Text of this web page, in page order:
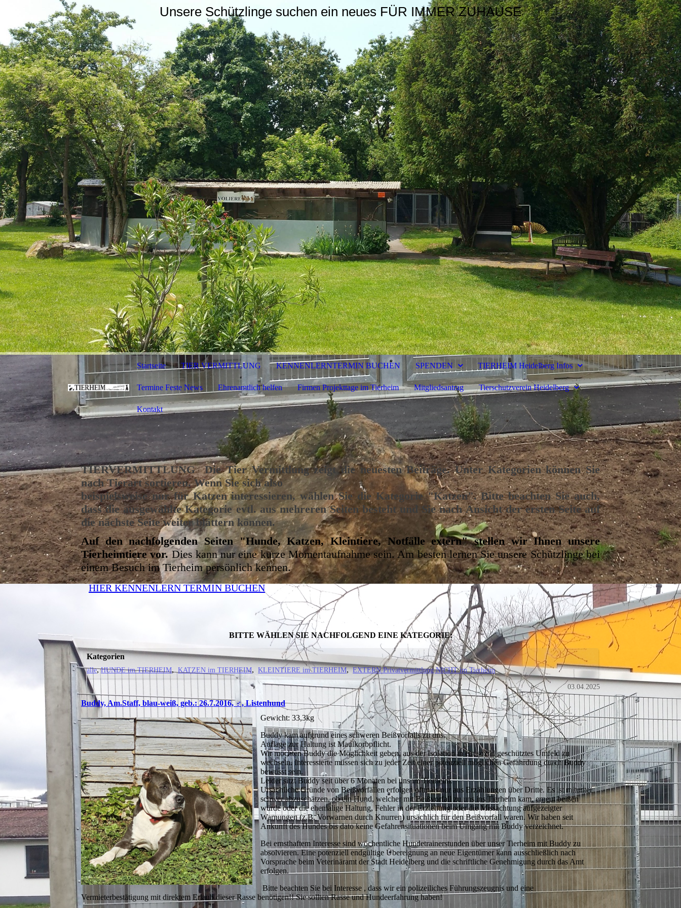
Unsere Schützlinge suchen ein neues FÜR IMMER ZUHAUSE
Startseite TIER VERMITTLUNG KENNENLERNTERMIN BUCHEN SPENDEN TIERHEIM Heidelberg Infos
Termine Feste News Ehrenamtlich helfen Firmen Projekttage im Tierheim Mitgliedsantrag Tierschutzverein Heidelberg
Kontakt
TIERVERMITTLUNGDie Tier Vermittlung zeigt die neuesten Beiträge. Unter Kategorien können Sie
nach Tierart sortieren. Wenn Sie sich also
beispielsweise nur für Katzen interessieren, wählen Sie die Kategorie "Katzen". Bitte beachten Sie auch,
dass die ausgewählte Kategorie evtl. aus mehreren Seiten besteht und Sie nach Ansicht der ersten Seite auf
die nächste Seite weiter blättern können.
Auf den nachfolgenden Seiten "Hunde, Katzen, Kleintiere, Notfälle extern" stellen wir Ihnen unsere
Tierheimtiere vor.Dies kann nur eine kurze Momentaufnahme sein. Am besten lernen Sie unsere Schützlinge bei
einem Besuch im Tierheim persönlich kennen.
HIER KENNENLERN TERMIN BUCHEN
BITTE WÄHLEN SIE NACHFOLGEND EINE KATEGORIE:
Kategorien
alle HUNDE im TIERHEIM KATZEN im TIERHEIM KLEINTIERE im TIERHEIM EXTERN Privatvermittlung NICHT im Tierheim
03.04.2025
Buddy, Am.Staff, blau-weiß, geb.: 26.7.2016, ♂, Listenhund
Gewicht: 33,3kg
Buddy kam aufgrund eines schweren Beißvorfalls zu uns.
Auflage zur Haltung ist Maulkorbpflicht.
Wir möchten Buddy die Möglichkeit geben, aus der Isolation in ein sozial geschütztes Umfeld zu
wechseln. Interessierte müssen sich zu jeder Zeit einer potenziell möglichen Gefährdung durch Buddy
bewusst sein.
Leider sitzt Buddy seit über 6 Monaten bei uns im Tierheim.
Ursächliche Gründe von Beißvorfällen erfolgen oftmals nur aus Erzählungen über Dritte. Es ist mitunter
schwer abzuschätzen, ob ein Hund, welcher mit Beißvorfall zu uns ins Tierheim kam, erneut beißen
würde oder die ehemalige Haltung, Fehler in der Erziehung oder die Missachtung aufgezeigter
Warnungen (z.B. Vorwarnen durch Knurren) ursächlich für den Beißvorfall waren. Wir haben seit
Ankunft des Hundes bis dato keine Gefahrensituationen beim Umgang mit Buddy verzeichnet.
Bei ernsthaftem Interesse sind wöchentliche Hundetrainerstunden über unser Tierheim mit Buddy zu
absolvieren. Eine potenziell endgültige Übereignung an neue Eigentümer kann ausschließlich nach
Vorsprache beim Veterinäramt der Stadt Heidelberg und die schriftliche Genehmigung durch das Amt
erfolgen.
Bitte beachten Sie bei Interesse , dass wir ein polizeiliches Führungszeugnis und eine
Vermieterbestätigung mit direktem Erlaub dieser Rasse benötigen!! Sie sollten Rasse und Hundeerfahrung haben!